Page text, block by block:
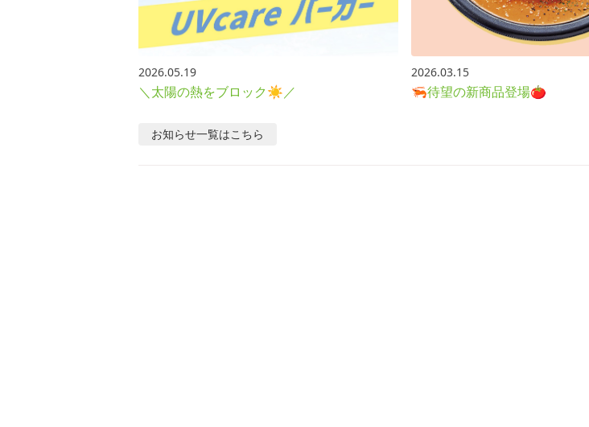
2026.05.19
＼太陽の熱をブロック☀／
2026.03.15
🦐待望の新商品登場🍅
お知らせ一覧はこちら